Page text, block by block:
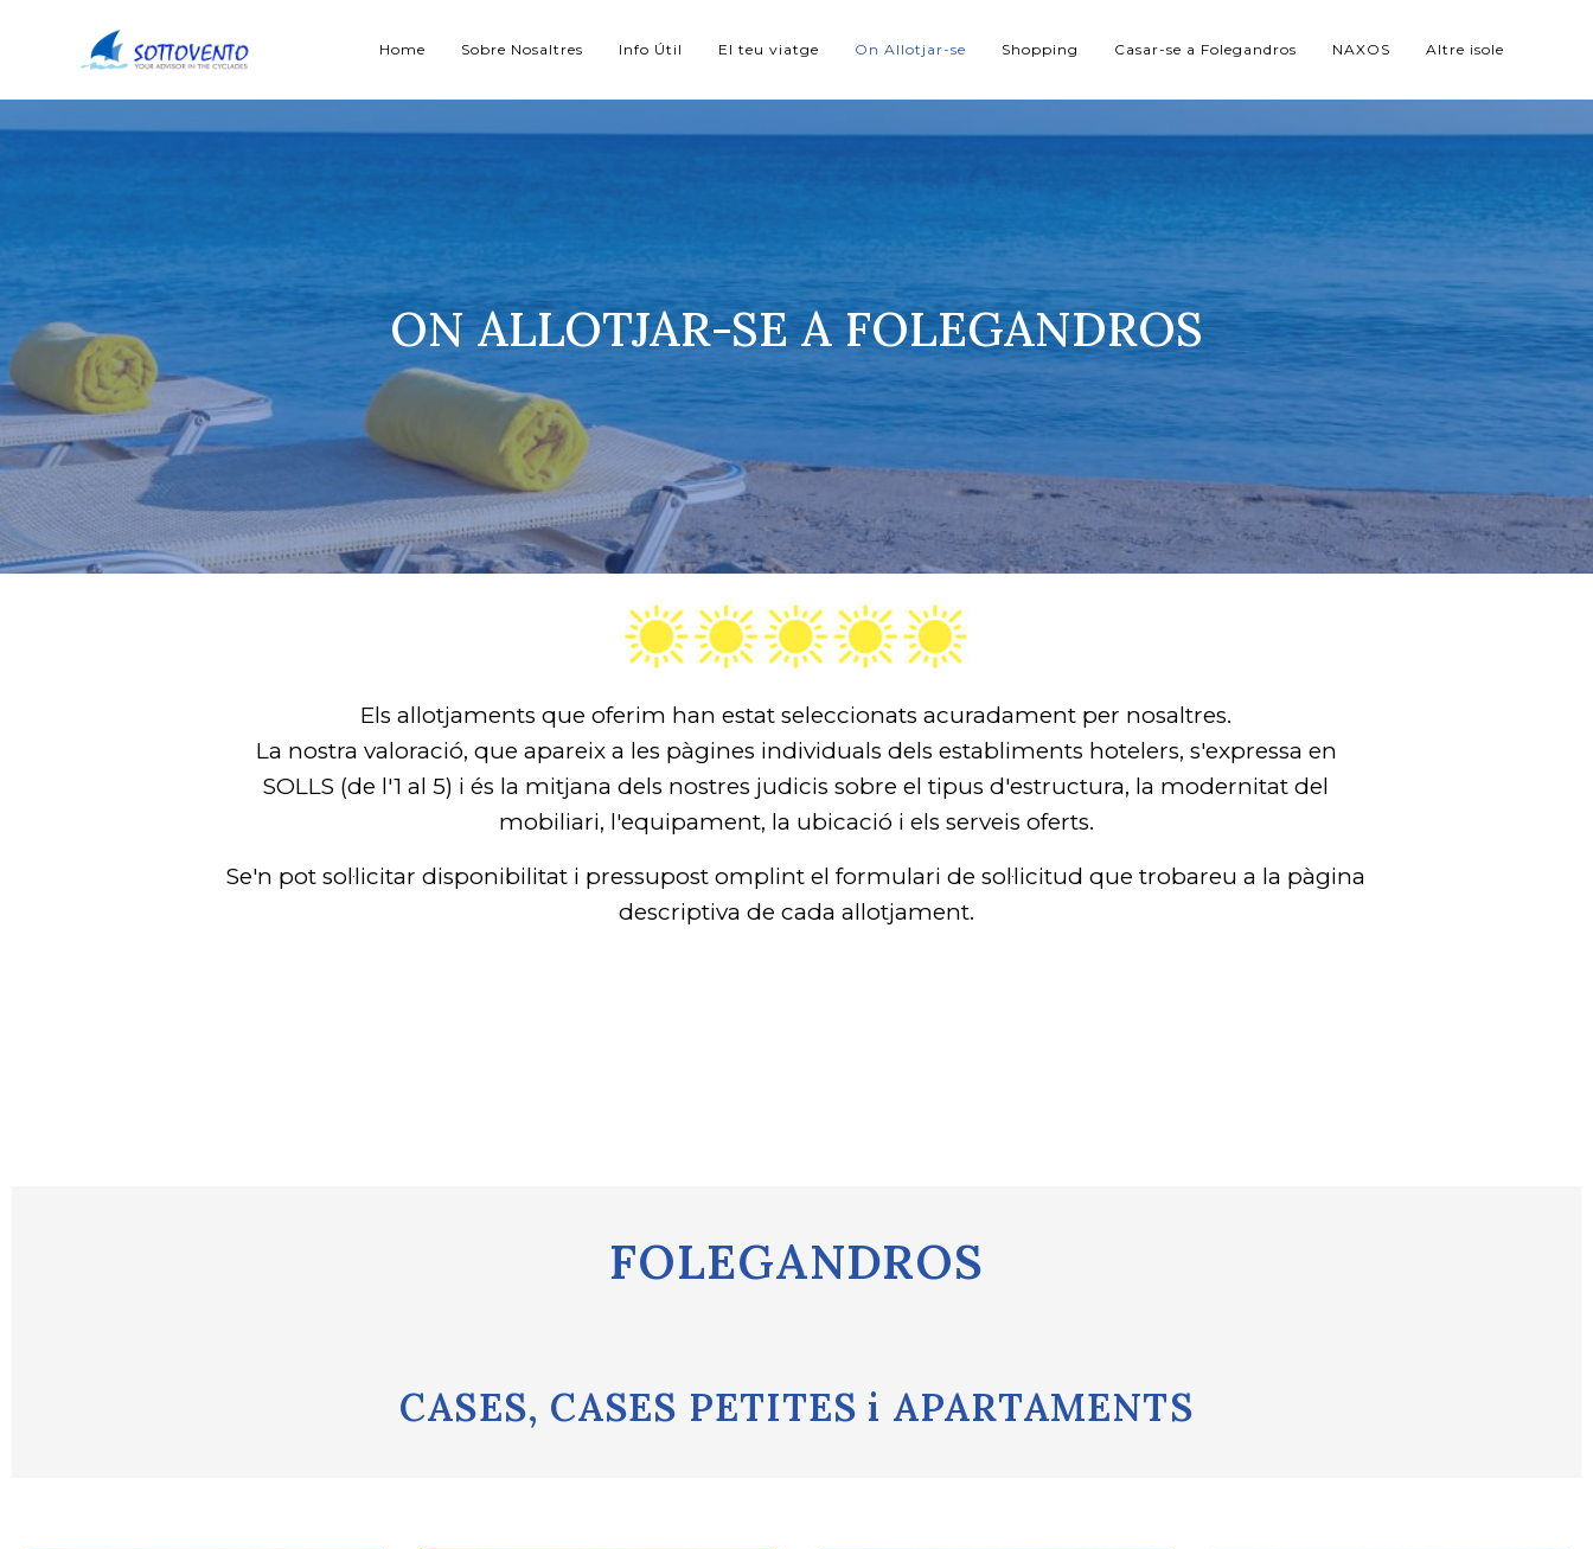
Home Sobre Nosaltres Info Útil El teu viatge On Allotjar-se Shopping Casar-se a Folegandros NAXOS Altre isole
ON ALLOTJAR-SE A FOLEGANDROS
Els allotjaments que oferim han estat seleccionats acuradament per nosaltres.
La nostra valoració, que apareix a les pàgines individuals dels establiments hotelers, s'expressa en
SOLLS (de l'1 al 5) i és la mitjana dels nostres judicis sobre el tipus d'estructura, la modernitat del
mobiliari, l'equipament, la ubicació i els serveis oferts.
Se'n pot sol·licitar disponibilitat i pressupost omplint el formulari de sol·licitud que trobareu a la pàgina
descriptiva de cada allotjament.
FOLEGANDROS
CASES, CASES PETITES i APARTAMENTS